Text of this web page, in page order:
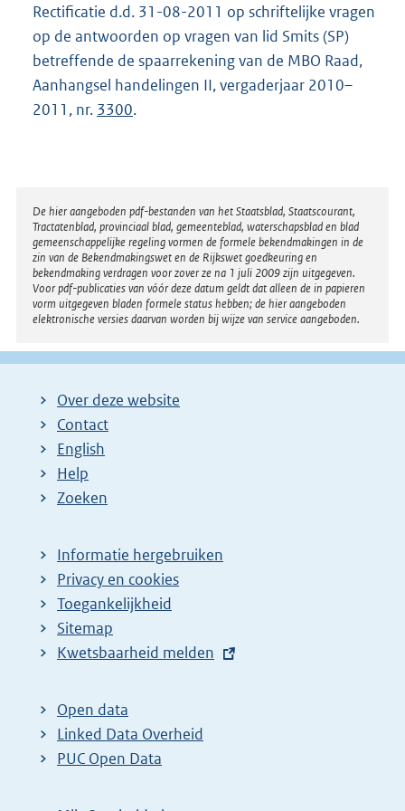
Rectificatie d.d. 31-08-2011 op schriftelijke vragen
op de antwoorden op vragen van lid Smits (SP)
betreffende de spaarrekening van de MBO Raad,
Aanhangsel handelingen II, vergaderjaar 2010–
2011, nr. 3300.
Disclaimer
De hier aangeboden pdf-bestanden van het Staatsblad, Staatscourant,
Tractatenblad, provinciaal blad, gemeenteblad, waterschapsblad en blad
gemeenschappelijke regeling vormen de formele bekendmakingen in de
zin van de Bekendmakingswet en de Rijkswet goedkeuring en
bekendmaking verdragen voor zover ze na 1 juli 2009 zijn uitgegeven.
Voor pdf-publicaties van vóór deze datum geldt dat alleen de in papieren
vorm uitgegeven bladen formele status hebben; de hier aangeboden
elektronische versies daarvan worden bij wijze van service aangeboden.
Over deze website
Contact
English
Help
Zoeken
Informatie hergebruiken
Privacy en cookies
Toegankelijkheid
Sitemap
E
t
e
r
Kwetsbaarheid melden
Open data
Linked Data Overheid
PUC Open Data